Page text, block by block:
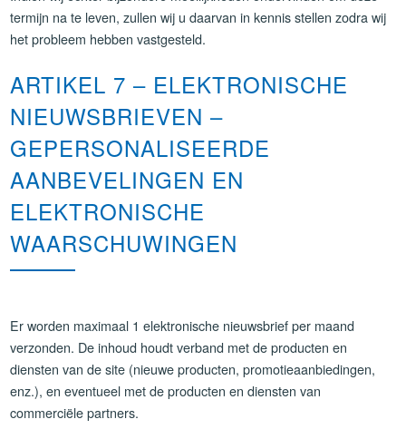
termijn na te leven, zullen wij u daarvan in kennis stellen zodra wij
het probleem hebben vastgesteld.
ARTIKEL 7 – ELEKTRONISCHE
NIEUWSBRIEVEN –
GEPERSONALISEERDE
AANBEVELINGEN EN
ELEKTRONISCHE
WAARSCHUWINGEN
Er worden maximaal 1 elektronische nieuwsbrief per maand
verzonden. De inhoud houdt verband met de producten en
diensten van de site (nieuwe producten, promotieaanbiedingen,
enz.), en eventueel met de producten en diensten van
commerciële partners.